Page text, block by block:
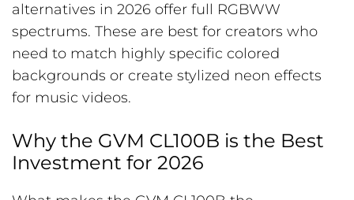
alternatives in 2026 offer full RGBWW
spectrums. These are best for creators who
need to match highly specific colored
backgrounds or create stylized neon effects
for music videos.
Why the GVM CL100B is the Best
Investment for 2026